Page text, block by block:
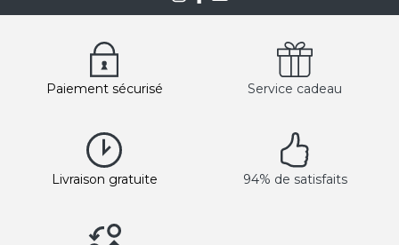
Paiement sécurisé Service cadeau
Livraison gratuite 94% de satisfaits